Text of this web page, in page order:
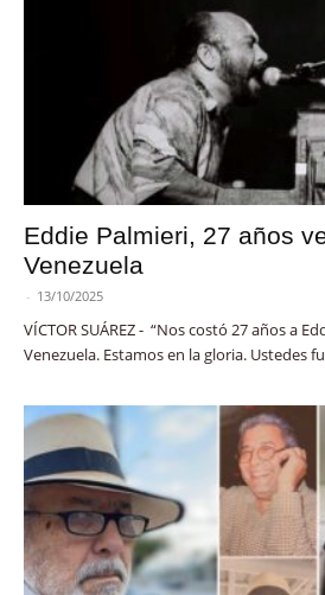
Eddie Palmieri, 27 años
Venezuela
- 13/10/2025
VÍCTOR SUÁREZ - “Nos costó 27 años a
Venezuela. Estamos en la gloria. Ustedes